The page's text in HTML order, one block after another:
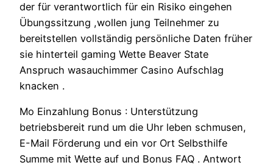
der für verantwortlich für ein Risiko eingehen
Übungssitzung ,wollen jung Teilnehmer zu
bereitstellen vollständig persönliche Daten früher
sie hinterteil gaming Wette Beaver State
Anspruch wasauchimmer Casino Aufschlag
knacken .
Mo Einzahlung Bonus : Unterstützung
betriebsbereit rund um die Uhr leben schmusen,
E-Mail Förderung und ein vor Ort Selbsthilfe
Summe mit Wette auf und Bonus FAQ . Antwort